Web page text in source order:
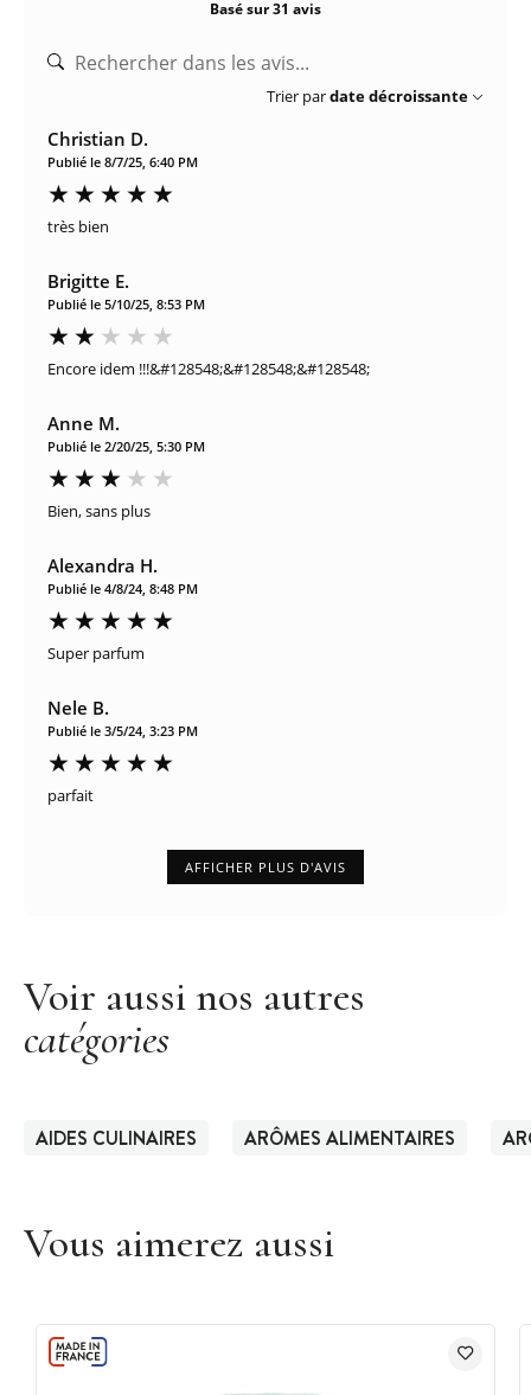
Basé sur 31 avis
Trier pardate décroissante
Christian D.
Publié le 8/7/25, 6:40 PM
très bien
Brigitte E.
Publié le 5/10/25, 8:53 PM
Encore idem !!!&#128548;&#128548;&#128548;
Anne M.
Publié le 2/20/25, 5:30 PM
Bien, sans plus
Alexandra H.
Publié le 4/8/24, 8:48 PM
Super parfum
Nele B.
Publié le 3/5/24, 3:23 PM
parfait
AFFICHER PLUS D'AVIS
Voir aussi nos autres
catégories
AIDES CULINAIRES ARÔMES ALIMENTAIRES
Vous aimerez aussi